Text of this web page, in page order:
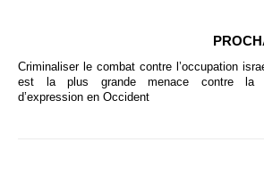
Criminaliser le combat contre l’occupation
est la plus grande menace contre la
d’expression en Occident